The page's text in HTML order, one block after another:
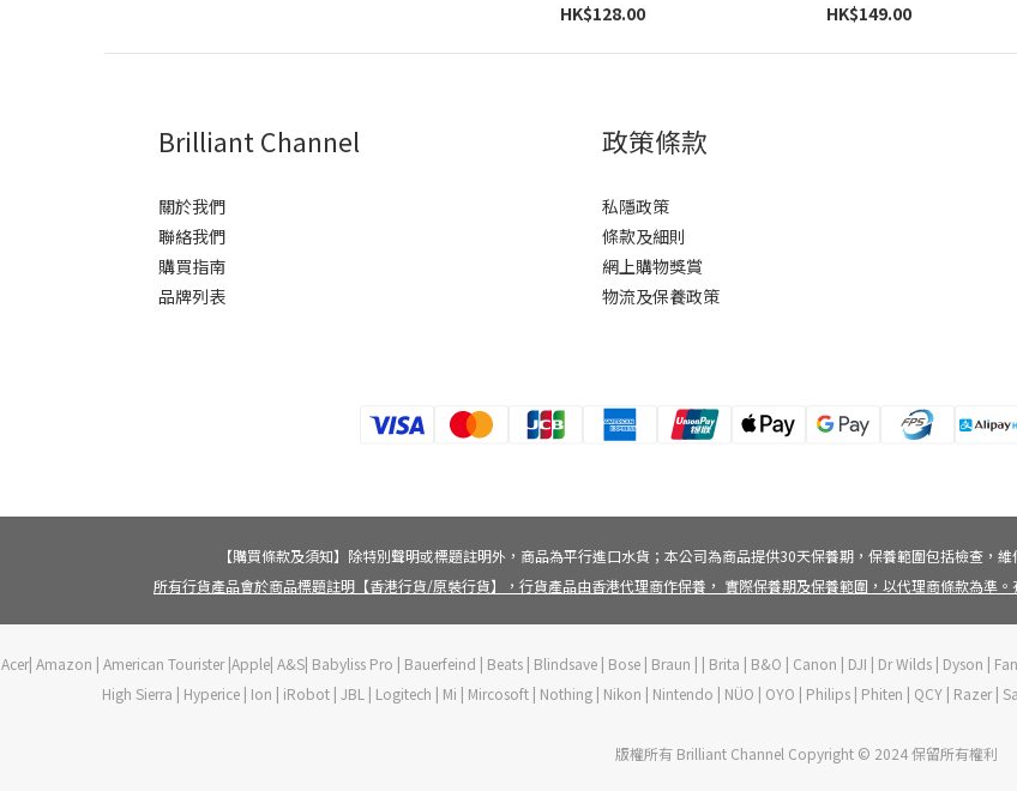
HK$128.00
HK$149.00
Brilliant Channel
關於我們
聯絡我們
購買指南
品牌列表
政策條款
私隱政策
條款及細則
網上購物獎賞
物流及保養政策
【購買條款及須知】除特別聲明或標題註明外，商品為平行進口水貨；本公司為商品提供30天保養期，保養範圍包括檢查，
所有行貨產品會於商品標題註明【香港行貨/原裝行貨】，行貨產品由香港代理商作保養， 實際保養期及保養範圍，以代理商條款為準
Acer| Amazon | American Tourister |Apple| A&S| Babyliss Pro | Bauerfeind | Beats | Blindsave | Bose | Braun | | Brita | B&O | Canon | DJI | Dr Wilds | Dyson |
High Sierra | Hyperice | Ion | iRobot | JBL | Logitech | Mi | Mircosoft | Nothing | Nikon | Nintendo | NÜO | OYO | Philips | Phiten | QCY | Razer |
版權所有 Brilliant Channel Copyright © 2024 保留所有權利